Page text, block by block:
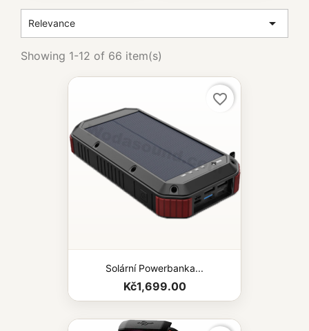
Relevance 
Showing 1-12 of 66 item(s)
Solární Powerbanka...
Kč1,699.00
favorite_border